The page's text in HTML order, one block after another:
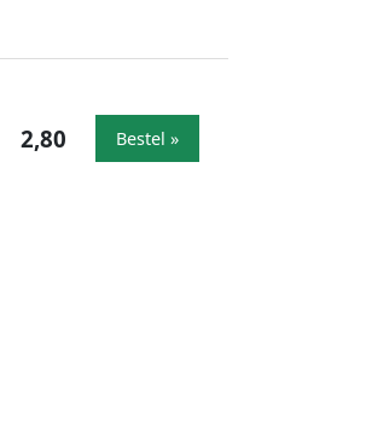
2,80 Bestel »